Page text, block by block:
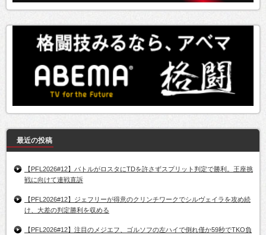
最近の投稿
【PFL2026#12】バトルがロスタにTDを許さずスプリット判定で勝利。王座挑
戦に向けて連戦直訴
【PFL2026#12】ジェフリーが得意のクリンチワークでシルヴェイラを攻め続
け、大差の判定勝利を収める
【PFL2026#12】注目のメジエフ、ゴルソフの左ハイで倒れ僅か59秒でTKO負